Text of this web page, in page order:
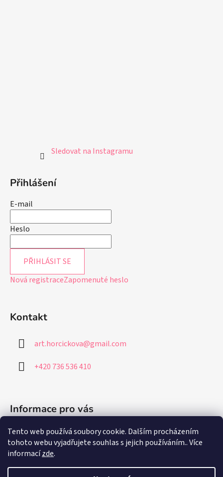
Tento web používá soubory cookie. Dalším procházením
tohoto webu vyjadřujete souhlas s jejich používáním.. Více
informacízde.
Sledovat na Instagramu
Přihlášení
E-mail
Heslo
PŘIHLÁSIT SE
Nová registraceZapomenuté heslo
Kontakt
art.horcickova@gmail.com
+420 736 536 410
Informace pro vás
Jak nakupovat
Obchodní podmínky